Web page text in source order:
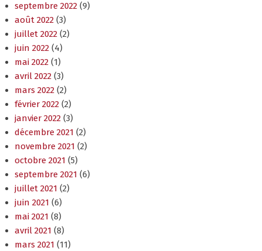
septembre 2022 (9)
août 2022 (3)
juillet 2022 (2)
juin 2022 (4)
mai 2022 (1)
avril 2022 (3)
mars 2022 (2)
février 2022 (2)
janvier 2022 (3)
décembre 2021 (2)
novembre 2021 (2)
octobre 2021 (5)
septembre 2021 (6)
juillet 2021 (2)
juin 2021 (6)
mai 2021 (8)
avril 2021 (8)
mars 2021 (11)